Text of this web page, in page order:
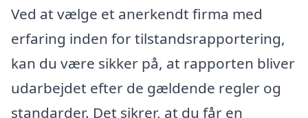
Ved at vælge et anerkendt firma med
erfaring inden for tilstandsrapportering,
kan du være sikker på, at rapporten bliver
udarbejdet efter de gældende regler og
standarder. Det sikrer, at du får en